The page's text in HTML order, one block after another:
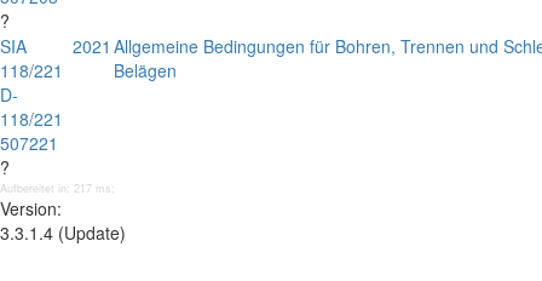
?
SIA
118/221
D-
118/221
507221
?
2021 Allgemeine Bedingungen für Bohren, Trennen und
Belägen
Aufbereitet in: 217 ms;
Version:
3.3.1.4 (Update)